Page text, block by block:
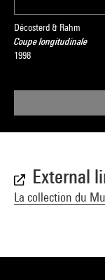
Décosterd & Rahm
Coupe longitudinale
1998
External
La collection du